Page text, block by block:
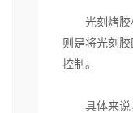
光刻烤胶机
则是将光刻
控制。
具体来说，